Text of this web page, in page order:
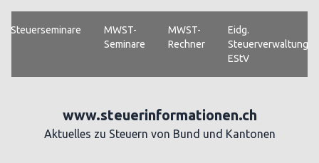
Steuerseminare
MWST-
Seminare
MWST-
Rechner
Eidg.
Steuerverwaltung
EStV
www.steuerinformationen.ch
Aktuelles zu Steuern von Bund und Kantonen